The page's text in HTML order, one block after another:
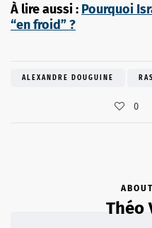
À lire aussi : Pourquoi
“en froid” ?
ALEXANDRE DOUGUINE
0
Théo